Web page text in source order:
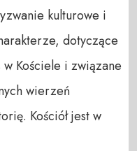
kulturowe i
dotyczące
Kościele i związane
wierzeń
Kościół jest w